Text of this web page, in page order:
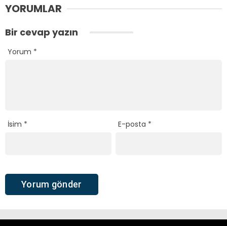
YORUMLAR
Bir cevap yazın
Yorum *
İsim * E-posta *